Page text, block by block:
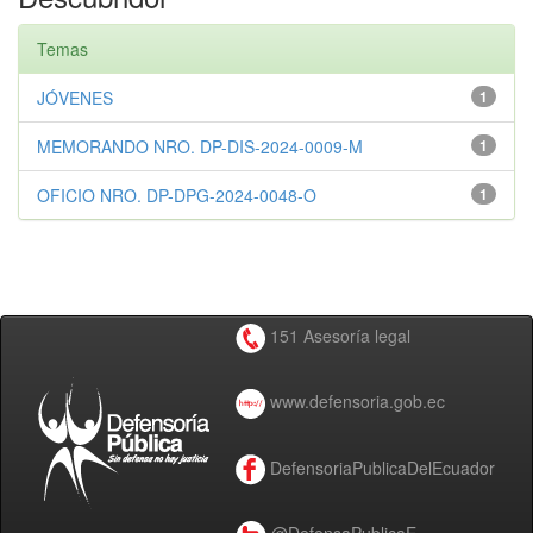
Temas
1
JÓVENES
1
MEMORANDO NRO. DP-DIS-2024-0009-M
1
OFICIO NRO. DP-DPG-2024-0048-O
151 Asesoría legal
www.defensoria.gob.ec
DefensoriaPublicaDelEcuador